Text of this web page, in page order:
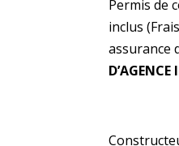
Permis de
inclus
assurance
D’AGENCE